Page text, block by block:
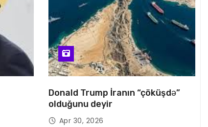
Donald Trump İranın “çöküşdə”
olduğunu deyir
Apr 30, 2026